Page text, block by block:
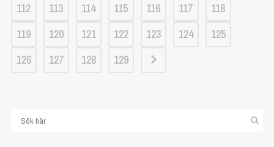
112
113 114 115 116 117
118
119
120 121 122 123 124
125
126
127 128 129